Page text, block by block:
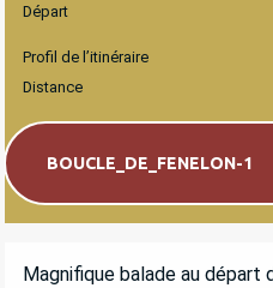
INFORMATIONS
Départ
Profil de l’itinéraire
Distance
Documentation
BOUCLE_DE_FENELON-1
DESCRIPTION
Magnifique balade au départ